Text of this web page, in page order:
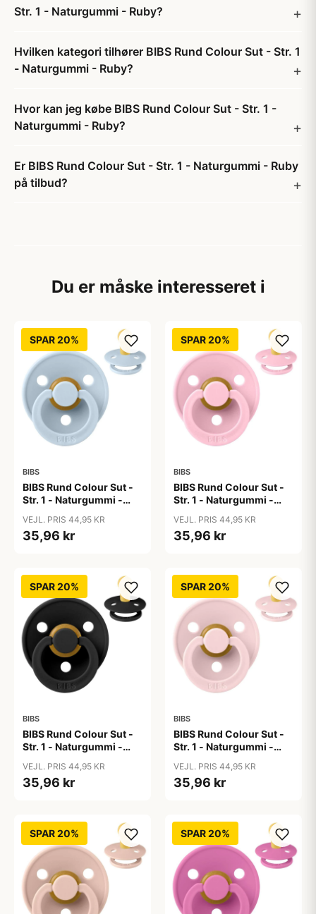
Str. 1 - Naturgummi - Ruby?
Hvilken kategori tilhører BIBS Rund Colour Sut - Str. 1
- Naturgummi - Ruby?
Hvor kan jeg købe BIBS Rund Colour Sut - Str. 1 -
Naturgummi - Ruby?
Er BIBS Rund Colour Sut - Str. 1 - Naturgummi - Ruby
på tilbud?
Du er måske interesseret i
SPAR 20%
BIBS
BIBS Rund Colour Sut -
Str. 1 - Naturgummi -
VEJL. PRIS 44,95 KR
35,96 kr
SPAR 20%
BIBS
BIBS Rund Colour Sut -
Str. 1 - Naturgummi -
VEJL. PRIS 44,95 KR
35,96 kr
SPAR 20%
BIBS
BIBS Rund Colour Sut -
Str. 1 - Naturgummi -
VEJL. PRIS 44,95 KR
35,96 kr
SPAR 20%
BIBS
BIBS Rund Colour Sut -
Str. 1 - Naturgummi -
VEJL. PRIS 44,95 KR
35,96 kr
SPAR 20% SPAR 20%